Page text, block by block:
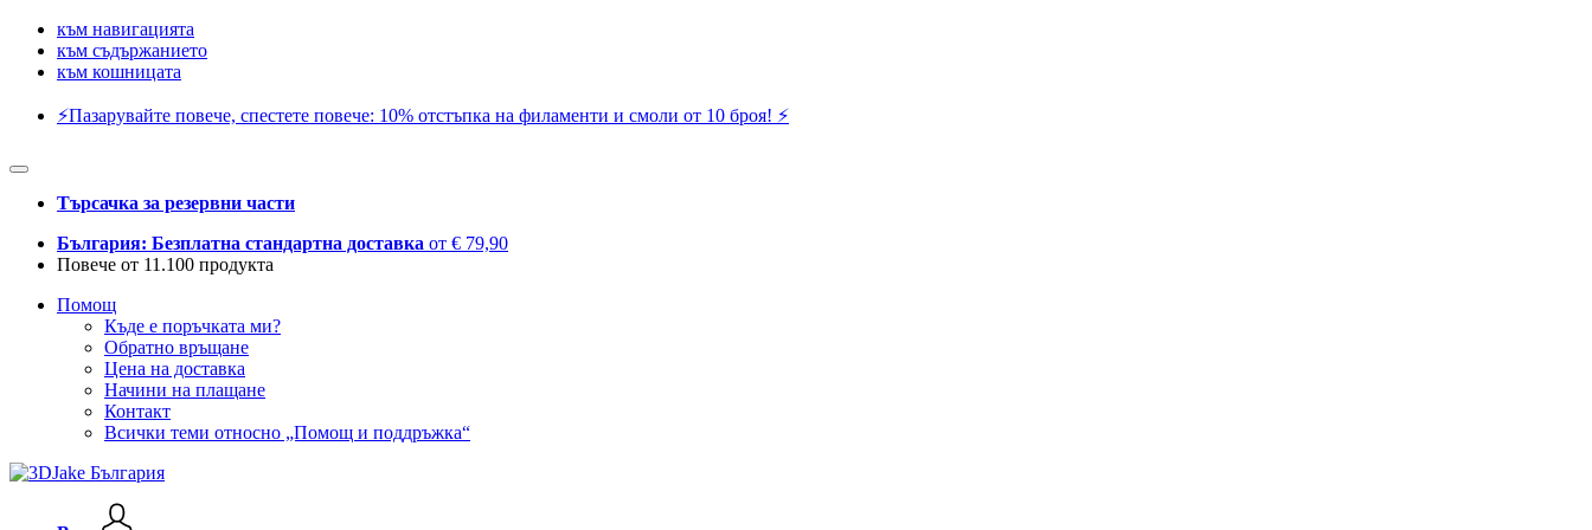
към навигацията
към съдържанието
към кошницата
⚡️Пазарувайте повече, спестете повече: 10% отстъпка на филаменти и смоли от 10 броя! ⚡️
Търсачка за резервни части
България: Безплатна стандартна доставка от € 79,90
Повече от 11.100 продукта
Помощ
Къде е поръчката ми?
Обратно връщане
Цена на доставка
Начини на плащане
Контакт
Всички теми относно „Помощ и поддръжка“